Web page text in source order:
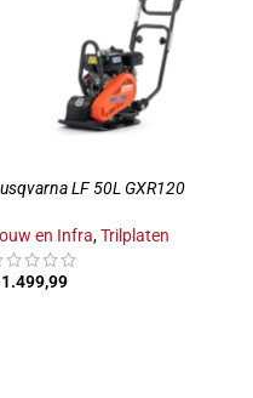
LF 50L GXR120
en Infra,Trilplaten
1.499,99